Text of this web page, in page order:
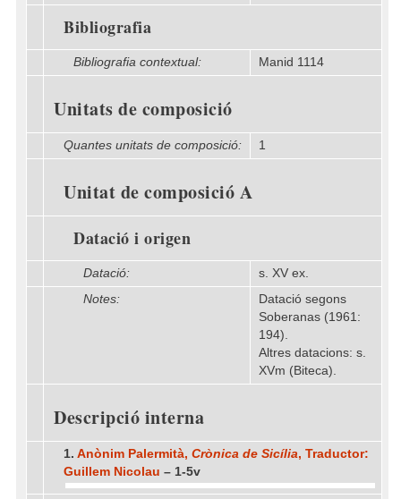
Bibliografia
Bibliografia contextual: Manid 1114
Unitats de composició
Quantes unitats de composició: 1
Unitat de composició A
Datació i origen
Datació:
s. XV ex.
Notes:
Datació segons
Soberanas (1961:
194).
Altres datacions: s.
XVm (Biteca).
Descripció interna
1. Anònim Palermità, Crònica de Sicília, Traductor:
Guillem Nicolau – 1-5v